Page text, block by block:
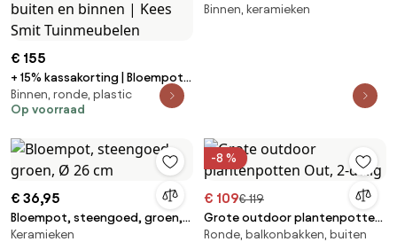
€ 155
+ 15% kassakorting | Bloempot
Luca Lifestyle Terreno | Taupe
Kunststof | ø45cm | Geschikt
Smit Tuinmeubelen
Binnen, ronde, plastic
Op voorraad
Ø 21 cm
Binnen, keramieken
€ 36,95
Bloempot, steengoed, groen,
Ø 26 cm
Keramieken
-8 %
€ 109€ 119
Grote outdoor plantenpotten
Out, 2-delig
Ronde, balkonbakken, buiten